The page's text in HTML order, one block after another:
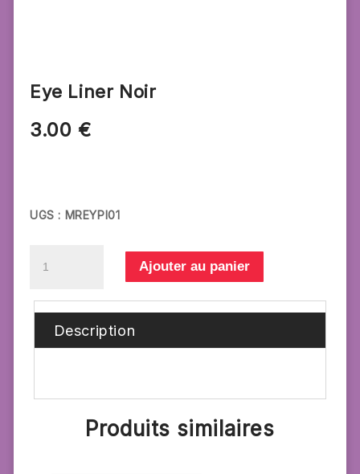
Eye Liner Noir
3.00€
UGS : MREYPI01
de
Liner
Ajouter au panier
Description
Produits similaires